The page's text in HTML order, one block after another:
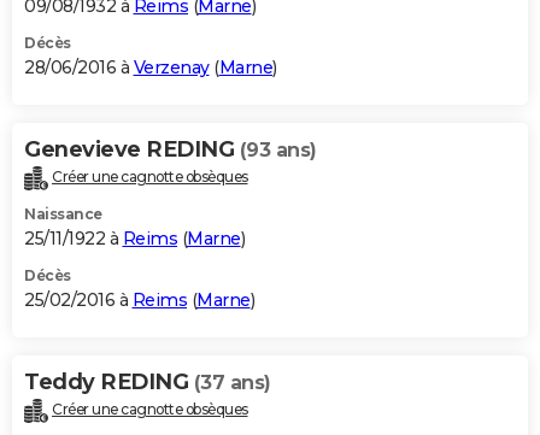
09/08/1932 à Reims (Marne)
Décès
28/06/2016 à Verzenay(Marne)
Genevieve REDING (93 ans)
Créer une cagnotte obsèques
Naissance
25/11/1922 à Reims (Marne)
Décès
25/02/2016 à Reims (Marne)
Teddy REDING (37 ans)
Créer une cagnotte obsèques